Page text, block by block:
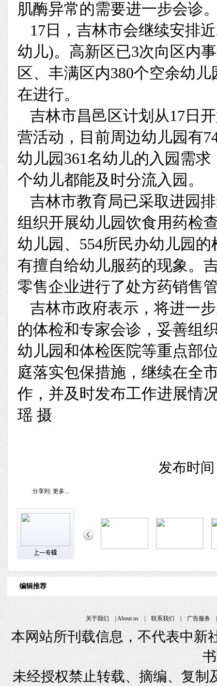
肌酶异常的需要进一步会诊
17日，吉林市会继续安排
幼儿)。高新区已3次向区内
区、丰满区内380个空余幼
在进行。
吉林市昌邑区计划从17日
营活动，目前周边幼儿园有
幼儿园361名幼儿的入园需
个幼儿都能及时分流入园。
吉林市教育局已采取进园
组织开展幼儿园饮食用药检
幼儿园、554所民办幼儿园
有擅自给幼儿服药的现象。
零售企业进行了处方药销售
吉林市政府表示，将进一
的体检和专家会诊，妥善组
幼儿园和体检医院等重点部
庭落实包保措施，继续在全
作，并及时发布工作进展情
瑶 摄
发布时
分享到: 更多...
编辑推荐
关于我们|About us|联系我们|广告服务
本网站所刊载信息，不代表中新
未经授权禁止转载、摘编、复制